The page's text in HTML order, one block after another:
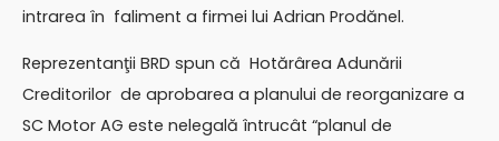
intrarea în faliment a firmei lui Adrian Prodănel.
Reprezentanţii BRD spun că Hotărârea Adunării
Creditorilor de aprobarea a planului de reorganizare a
SC Motor AG este nelegală întrucât “planul de